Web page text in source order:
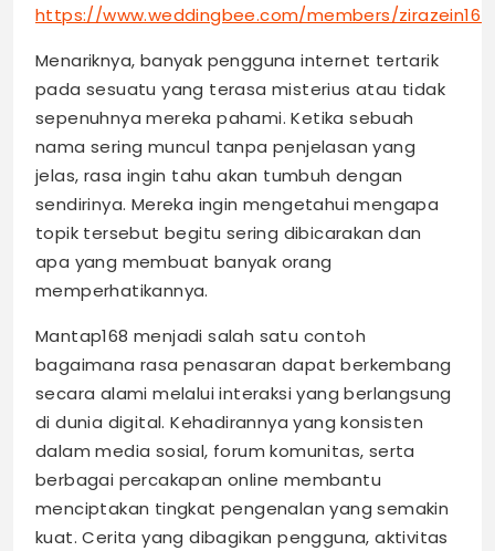
https://www.weddingbee.com/members/zirazein16/
Menariknya, banyak pengguna internet tertarik
pada sesuatu yang terasa misterius atau tidak
sepenuhnya mereka pahami. Ketika sebuah
nama sering muncul tanpa penjelasan yang
jelas, rasa ingin tahu akan tumbuh dengan
sendirinya. Mereka ingin mengetahui mengapa
topik tersebut begitu sering dibicarakan dan
apa yang membuat banyak orang
memperhatikannya.
Mantap168 menjadi salah satu contoh
bagaimana rasa penasaran dapat berkembang
secara alami melalui interaksi yang berlangsung
di dunia digital. Kehadirannya yang konsisten
dalam media sosial, forum komunitas, serta
berbagai percakapan online membantu
menciptakan tingkat pengenalan yang semakin
kuat. Cerita yang dibagikan pengguna, aktivitas